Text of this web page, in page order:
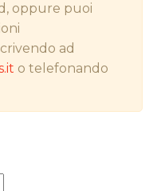
oppure puoi
ad
o telefonando